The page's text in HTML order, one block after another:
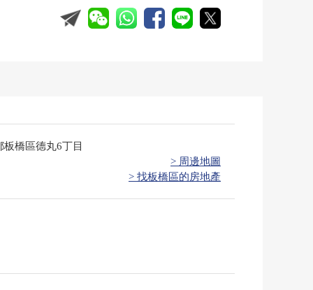
板橋區德丸6丁目
> 周邊地圖
> 找板橋區的房地產